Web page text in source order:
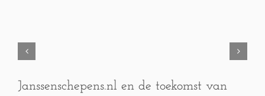
Janssenschepens.nl en de toekomst van